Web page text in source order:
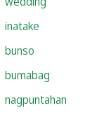
inatake
bunso
bumabag
nagpuntahan